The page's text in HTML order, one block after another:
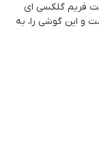
فریم گلکسی ای
و این گوشی را، به